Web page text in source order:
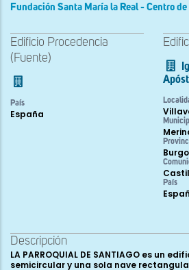
Fundación Santa María la Real - Centro
Edificio Procedencia
(Fuente)
País
España
País
Descripción
LA PARROQUIAL DE SANTIAGO es un
semicircular y una sola nave